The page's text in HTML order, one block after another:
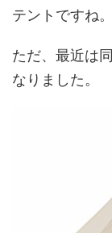
テントですね。
ただ、最近は
なりました。